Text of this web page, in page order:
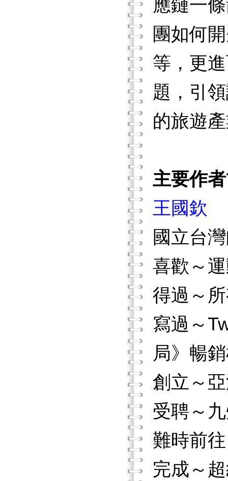
應鏈一
團如何
等，更
題，引
的旅遊
主要作
王國欽
國立台
喜歡～
得過～
寫過～
局》暢
創立～
受聘～
難時前往
完成～